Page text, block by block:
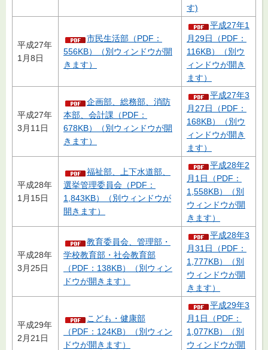
す)
平成27年
1月8日
市民生活部（PDF：
556KB）（別ウィンドウが開
きます）
平成27年1
月29日（PDF：
116KB）（別ウ
ィンドウが開き
ます）
平成27年
3月11日
企画部、総務部、消防
本部、会計課（PDF：
678KB）（別ウィンドウが開
きます）
平成27年3
月27日（PDF：
168KB）（別ウ
ィンドウが開き
ます）
平成28年
1月15日
福祉部、上下水道部、
選挙管理委員会（PDF：
1,843KB）（別ウィンドウが
開きます）
平成28年2
月1日（PDF：
1,558KB）（別
ウィンドウが開
きます）
平成28年
3月25日
教育委員会、管理部・
学校教育部・社会教育部
（PDF：138KB）（別ウィン
ドウが開きます）
平成28年3
月31日（PDF：
1,777KB）（別
ウィンドウが開
きます）
平成29年
2月21日
こども・健康部
（PDF：124KB）（別ウィン
ドウが開きます）
平成29年3
月1日（PDF：
1,077KB）（別
ウィンドウが開